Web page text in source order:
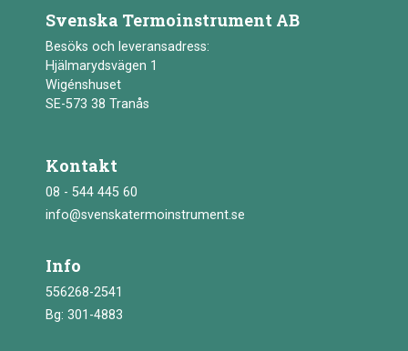
Svenska Termoinstrument AB
Besöks och leveransadress:
Hjälmarydsvägen 1
Wigénshuset
SE-573 38 Tranås
Kontakt
08 - 544 445 60
info@svenskatermoinstrument.se
Info
556268-2541
Bg: 301-4883